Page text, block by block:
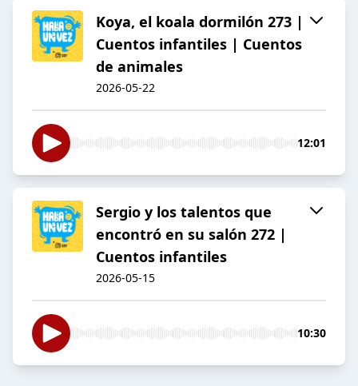
Koya, el koala dormilón 273 |
Cuentos infantiles | Cuentos
de animales
2026-05-22
12:01
Sergio y los talentos que
encontró en su salón 272 |
Cuentos infantiles
2026-05-15
10:30